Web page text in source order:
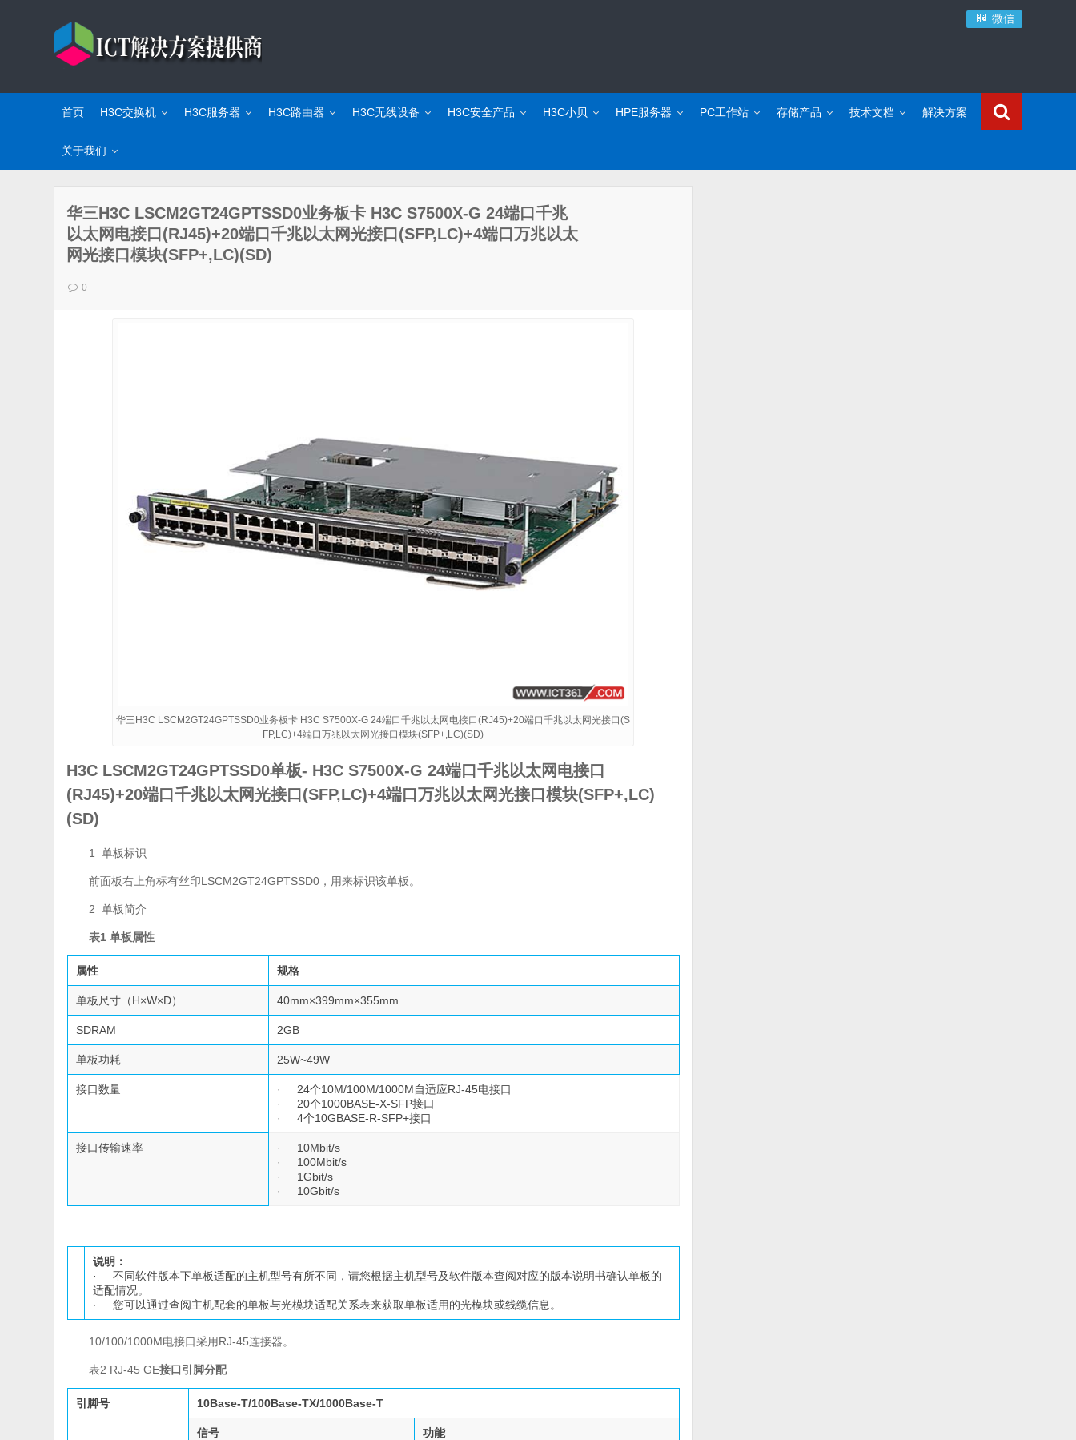
微信
首页 H3C交换机 H3C服务器 H3C路由器 H3C无线设备 H3C安全产品 H3C小贝 HPE服务器 PC工作站 存储产品 技术文档 解决方案
关于我们
华三H3C LSCM2GT24GPTSSD0业务板卡 H3C S7500X-G 24端口千兆
以太网电接口(RJ45)+20端口千兆以太网光接口(SFP,LC)+4端口万兆以太
网光接口模块(SFP+,LC)(SD)
0
华三H3C LSCM2GT24GPTSSD0业务板卡 H3C S7500X-G 24端口千兆以太网电接口(RJ45)+20端口千兆以太网光接口(S
FP,LC)+4端口万兆以太网光接口模块(SFP+,LC)(SD)
H3C LSCM2GT24GPTSSD0单板- H3C S7500X-G 24端口千兆以太网电接口
(RJ45)+20端口千兆以太网光接口(SFP,LC)+4端口万兆以太网光接口模块(SFP+,LC)
(SD)
1 单板标识
前面板右上角标有丝印LSCM2GT24GPTSSD0，用来标识该单板。
2 单板简介
表1单板属性
属性 规格
单板尺寸（H×W×D） 40mm×399mm×355mm
SDRAM 2GB
单板功耗 25W~49W
接口数量
· 24个10M/100M/1000M自适应RJ-45电接口
· 20个1000BASE-X-SFP接口
· 4个10GBASE-R-SFP+接口
接口传输速率
· 10Mbit/s
· 100Mbit/s
· 1Gbit/s
· 10Gbit/s
说明：
· 不同软件版本下单板适配的主机型号有所不同，请您根据主机型号及软件版本查阅对应的版本说明书确认单板的
适配情况。
· 您可以通过查阅主机配套的单板与光模块适配关系表来获取单板适用的光模块或线缆信息。
10/100/1000M电接口采用RJ-45连接器。
表2 RJ-45 GE接口引脚分配
引脚号 10Base-T/100Base-TX/1000Base-T
信号 功能